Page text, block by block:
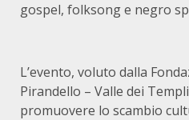
gospel, folksong e negro
L’evento, voluto dalla
Pirandello – Valle dei
promuovere lo scambio